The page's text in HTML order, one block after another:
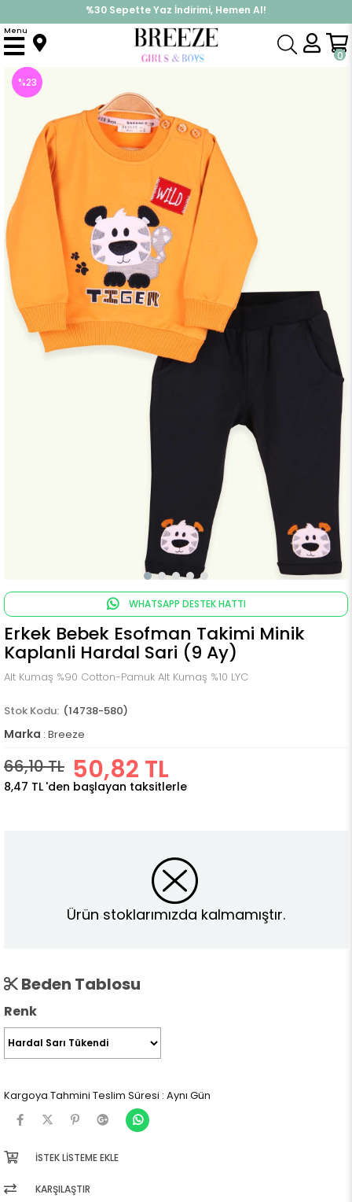
%30 Sepette Yaz İndirimi, Hemen Al!
İndirimlere ek %10 İndirimi Kap, Hemen Üye Ol!
0
Menu
Anasayfa Takımlar Eşofman Takım Erkek Bebek Esofman Takimi Minik Kaplanli Hardal Sari (9 Ay)
%23
WHATSAPP DESTEK HATTI
Erkek Bebek Esofman Takimi Minik
Kaplanli Hardal Sari (9 Ay)
Alt Kumaş %90 Cotton-Pamuk Alt Kumaş %10 LYC
(14738-580)
Marka : Breeze
66,10 TL 50,82 TL
8,47 TL 'den başlayan taksitlerle
Ürün stoklarımızda kalmamıştır.
Beden Tablosu
Renk
Kargoya Tahmini Teslim Süresi : Aynı Gün
İSTEK LISTEME EKLE
KARŞILAŞTIR